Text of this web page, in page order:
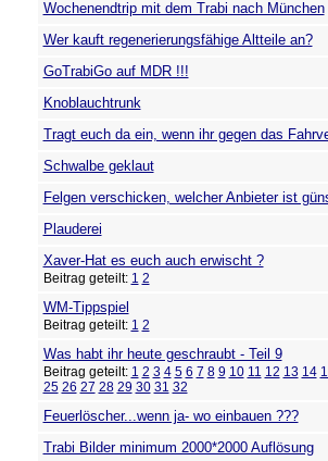
Wochenendtrip mit dem Trabi nach München
Wer kauft regenerierungsfähige Altteile an?
GoTrabiGo auf MDR !!!
Knoblauchtrunk
Tragt euch da ein, wenn ihr gegen das
Schwalbe geklaut
Felgen verschicken, welcher Anbieter ist
Plauderei
Xaver-Hat es euch auch erwischt ?
Beitrag geteilt: 1 2
WM-Tippspiel
Beitrag geteilt: 1 2
Was habt ihr heute geschraubt - Teil 9
Beitrag geteilt: 1 2 3 4 5 6 7 8 9 10 11 12 13 14
25 26 27 28 29 30 31 32
Feuerlöscher...wenn ja- wo einbauen ???
Trabi Bilder minimum 2000*2000 Auflösung